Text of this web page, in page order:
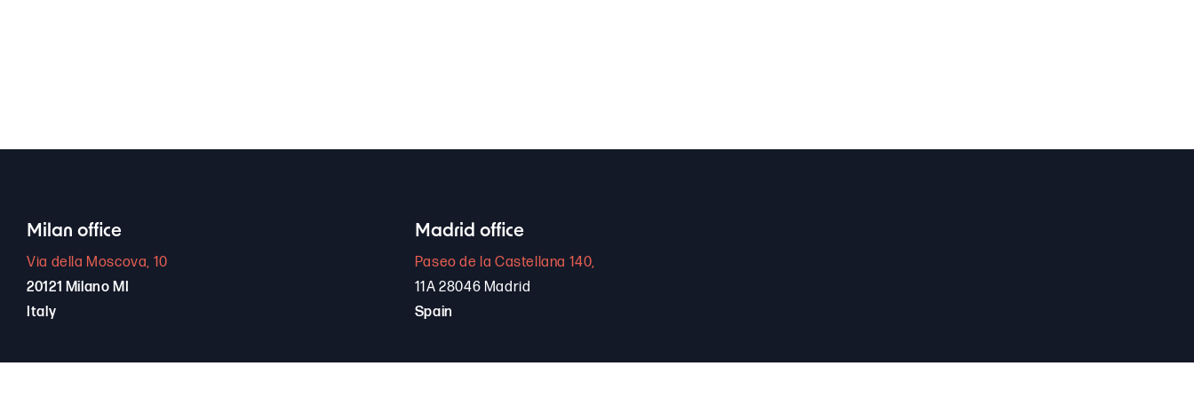
Milan office
Via della Moscova, 10
20121 Milano MI
Italy
Madrid office
Paseo de la Castellana 140,
11A 28046 Madrid
Spain